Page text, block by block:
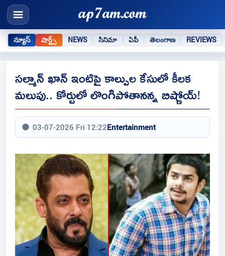
న్యూస్ షార్ట్స్ NEWS సినిమా ఏపీ తెలంగాణ REVIEWS
సల్మాన్ ఖాన్ ఇంటిపై కాల్పుల కేసులో కీలక
మలుపు.. కోర్టులో లొంగిపోతానన్న బిష్ణోయ్!
03-07-2026 Fri 12:22Entertainment